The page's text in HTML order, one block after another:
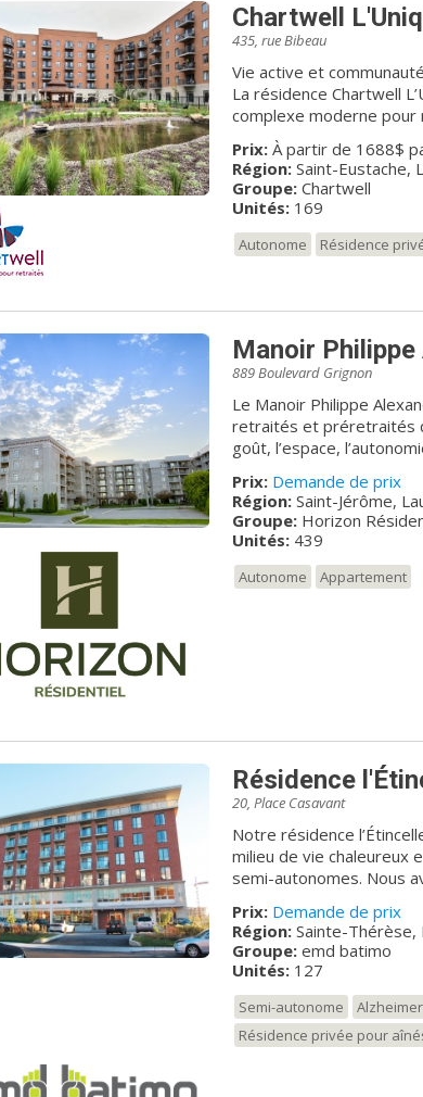
Chartwell
435, rue Bibeau
Vie active et
La résidence Chartwell
complexe moderne
active. Avec un total de
et sur six étages,
studios et nos
lumière du jour, assortis
programmes d’activités
Saint- Eustache,
Dédiés à votre MIEUX-
une priorité absolue.
que les soins et les
Chartwell leur
et saine. Il est primordial
proches évoluent dans
vie quotidienne dans nos
intérêts. Chartwell offre
retraités. Il s'agit du plus
résidences pour retraités
plus de 10 000
de plus amples
Prix:À partir de 1688$
Région: Saint-Eustache,
Groupe: Chartwell
Unités:169
Autonome Résidence
Manoir Philippe
889 Boulevard Grignon
Le Manoir Philippe
retraités et préretraités
goût, l’espace,
retrait pour préserver
vie paisible à deux pas
de la Vallée de Saint-
c’est profiter d’un milieu
Prix: Demande de prix
Région: Saint-Jérôme,
Groupe: Horizon
Unités:439
Autonome Appartement
Résidence
20, Place Casavant
Notre résidence
milieu de vie chaleureux
semi-autonomes. Nous
services personnalisés
stimulant afin de
Prix: Demande de prix
Région: Sainte-Thérèse,
Groupe: emd batimo
Unités:127
Semi-autonome
Résidence privée pour